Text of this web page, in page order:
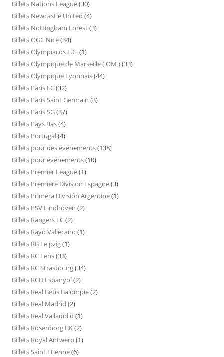
Billets Nations League(30)
Billets Newcastle United (4)
Billets Nottingham Forest(3)
Billets OGC Nice(34)
Billets Olympiacos F.C.(1)
Billets Olympique de Marseille ( OM )(33)
Billets Olympique Lyonnais(44)
Billets Paris FC(32)
Billets Paris Saint Germain (3)
Billets Paris SG(37)
Billets Pays Bas(4)
Billets Portugal(4)
Billets pour des événements(138)
Billets pour événements(10)
Billets Premier League(1)
Billets Premiere Division Espagne(3)
Billets Primera División Argentine(1)
Billets PSV Eindhoven (2)
Billets Rangers FC(2)
Billets Rayo Vallecano (1)
Billets RB Leipzig(1)
Billets RC Lens(33)
Billets RC Strasbourg(34)
Billets RCD Espanyol(2)
Billets Real Betis Balompie(2)
Billets Real Madrid (2)
Billets Real Valladolid (1)
Billets Rosenborg BK(2)
Billets Royal Antwerp(1)
Billets Saint Etienne(6)